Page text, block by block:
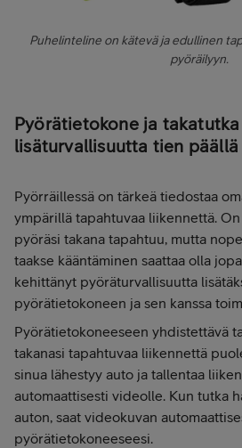
Puhelinteline on kätevä ja edullinen
pyöräilyyn.
Pyörätietokone ja
lisäturvallisuutta tien päällä
Pyörräillessä on tärkeä tiedostaa
ympärillä tapahtuvaa liikennettä.
pyöräsi takana tapahtuu, mutta
taakse kääntäminen saattaa olla
kehittänyt pyöräturvallisuutta
pyörätietokoneen ja sen kanssa
Pyörätietokoneeseen yhdistettävä
takanasi tapahtuvaa liikennettä
sinua lähestyy auto ja tallentaa
automaattisesti videolle. Kun tutka
auton, saat videokuvan
pyörätietokoneeseesi.